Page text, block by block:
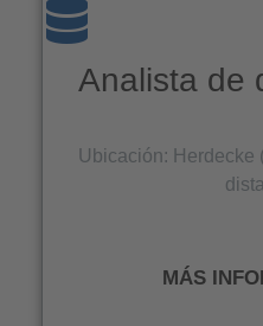
Analista de
Ubicación: Herdecke
MÁS